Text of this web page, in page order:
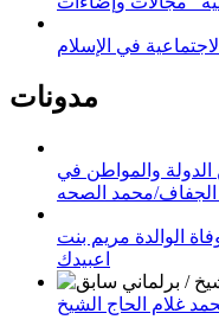
مدونات
الدولة والمواطن في
محمد الصحه
الوالدة مريم بنت
اعبيدك
غلام الحاج الشيخ